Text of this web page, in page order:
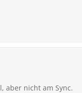
aber nicht am Sync.